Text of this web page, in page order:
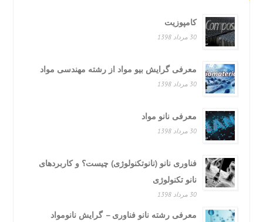
کامپوزیت
30 مرداد 1398
معرفی گرایش بیو مواد از رشته مهندسی مواد
30 مرداد 1398
معرفی نانو مواد
30 مرداد 1398
فناوری نانو (نانوتکنولوژی) چیست؟ و کاربردهای
نانو تکنولوژی
معرفی رشته نانو فناوری – گرایش نانومواد